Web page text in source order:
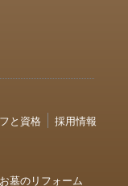
と資格
採用情報
お墓のリフォーム